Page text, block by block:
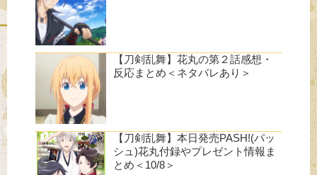
【刀剣乱舞】花丸の第２話感想・
反応まとめ＜ネタバレあり＞
【刀剣乱舞】本日発売PASH!(パッ
シュ)花丸付録やプレゼント情報ま
とめ＜10/8＞